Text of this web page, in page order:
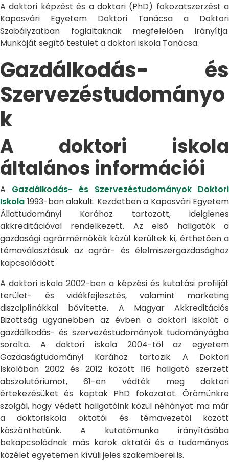
A doktori képzést és a doktori (PhD) fokozatszerzést a
Kaposvári Egyetem Doktori Tanácsa a Doktori
Szabályzatban foglaltaknak megfelelően irányítja.
Munkáját segítő testület a doktori iskola Tanácsa.
Gazdálkodás- és
Szervezéstudományo
k
A doktori iskola
általános információi
A Gazdálkodás- és Szervezéstudományok Doktori
Iskola 1993-ban alakult. Kezdetben a Kaposvári Egyetem
Állattudományi Karához tartozott, ideiglenes
akkreditációval rendelkezett. Az első hallgatók a
gazdasági agrármérnökök közül kerültek ki, érthetően a
témaválasztásuk az agrár- és élelmiszergazdasághoz
kapcsolódott.
A doktori iskola 2002-ben a képzési és kutatási profilját
terület- és vidékfejlesztés, valamint marketing
diszciplínákkal bővítette. A Magyar Akkreditációs
Bizottság ugyanebben az évben a doktori iskolát a
gazdálkodás- és szervezéstudományok tudományágba
sorolta. A doktori iskola 2004-től az egyetem
Gazdaságtudományi Karához tartozik. A Doktori
Iskolában 2002 és 2012 között 116 hallgató szerzett
abszolutóriumot, 61-en védték meg doktori
értekezésüket és kaptak PhD fokozatot. Örömünkre
szolgál, hogy védett hallgatóink közül néhányat ma már
a doktoriskola oktatói és témavezetői között
köszönthetünk. A kutatómunka irányításába
bekapcsolódnak más karok oktatói és a tudományos
közélet egyetemen kívüli jeles szakemberei is.